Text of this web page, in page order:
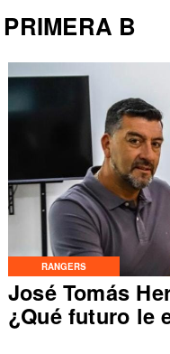
RANGERS
José Tomás
¿Qué futuro le
PRIMERA B